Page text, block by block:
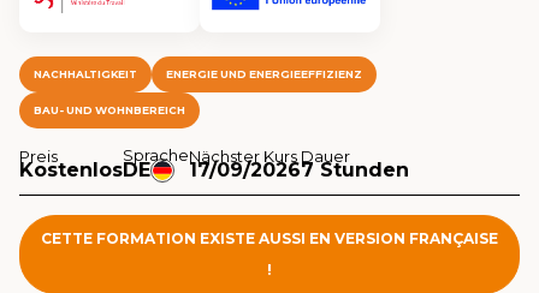
NACHHALTIGKEIT ENERGIE UND ENERGIEEFFIZIENZ
BAU- UND WOHNBEREICH
Preis
Kostenlos
Sprache
DE
Nächster Kurs
17/09/2026
Dauer
7 Stunden
CETTE FORMATION EXISTE AUSSI EN VERSION FRANÇAISE
!